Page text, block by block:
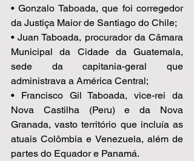
• Gonzalo Taboada, que foi corregedor
da Justiça Maior de Santiago do Chile;
• Juan Taboada, procurador da Câmara
Municipal da Cidade da Guatemala,
sede da capitania-geral que
administrava a América Central;
• Francisco Gil Taboada, vice-rei da
Nova Castilha (Peru) e da Nova
Granada, vasto território que incluía as
atuais Colômbia e Venezuela, além de
partes do Equador e Panamá.